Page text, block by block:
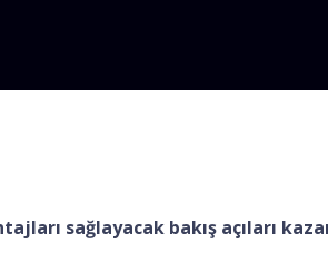
sağlayacak bakış açıları